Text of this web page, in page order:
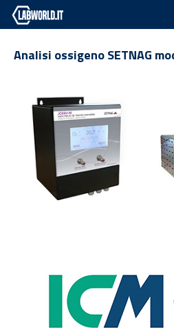
Analisi ossigeno SETNAG